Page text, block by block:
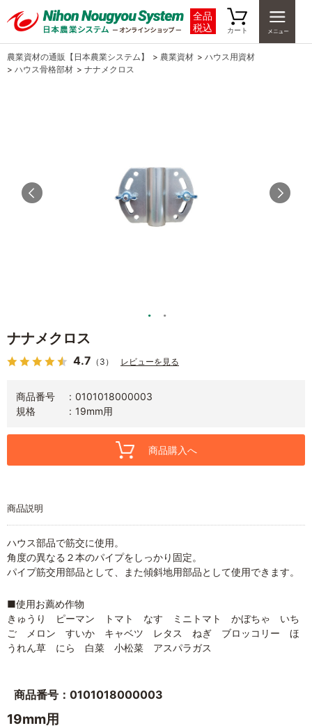
全品
税込
カート
農業資材の通販【日本農業システム】 > 農業資材 > ハウス用資材
> ハウス骨格部材 > ナナメクロス
ナナメクロス
4.7 （3） レビューを見る
商品番号
0101018000003
規格
19mm用
商品購入へ
商品説明
ハウス部品で筋交に使用。
角度の異なる２本のパイプをしっかり固定。
パイプ筋交用部品として、また傾斜地用部品として使用できます。
■使用お薦め作物
きゅうり ピーマン トマト なす ミニトマト かぼちゃ いち
ご メロン すいか キャベツ レタス ねぎ ブロッコリー ほ
うれん草 にら 白菜 小松菜 アスパラガス
商品番号：0101018000003
19mm用